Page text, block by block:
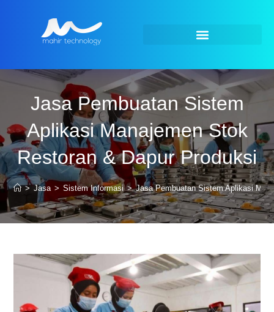
Jasa Pembuatan Sistem
Aplikasi Manajemen Stok
Restoran & Dapur Produksi
> Jasa > Sistem Informasi > Jasa Pembuatan Sistem Aplikasi